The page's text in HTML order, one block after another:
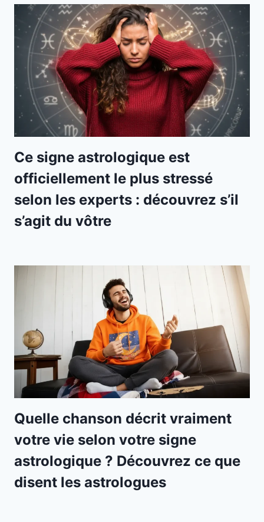
Ce signe astrologique est
officiellement le plus stressé
selon les experts : découvrez s’il
s’agit du vôtre
Quelle chanson décrit vraiment
votre vie selon votre signe
astrologique ? Découvrez ce que
disent les astrologues